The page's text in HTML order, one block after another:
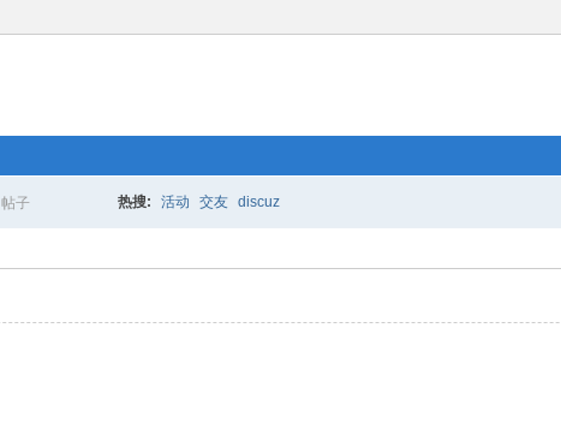
帖子 热搜: 活动 交友 discuz